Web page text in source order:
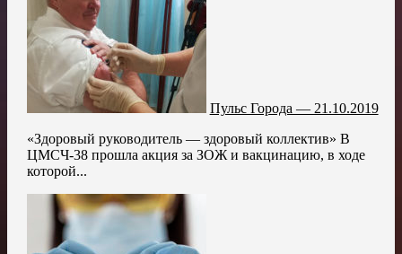
Пульс Города — 21.10.2019
«Здоровый руководитель — здоровый коллектив» В
ЦМСЧ-38 прошла акция за ЗОЖ и вакцинацию, в ходе
которой...